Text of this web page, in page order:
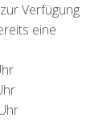
Verfügung
eine